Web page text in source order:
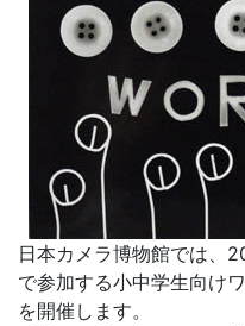
日本カメラ博物館では、
で参加する小中学生向け
を開催します。